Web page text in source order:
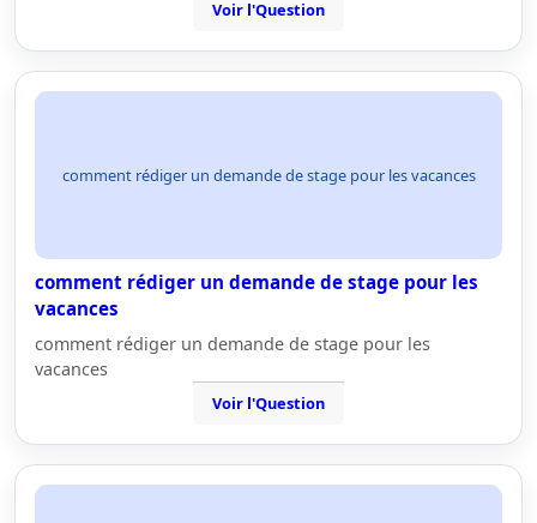
Voir l'Question
comment rédiger un demande de stage pour les vacances
comment rédiger un demande de stage pour les
vacances
comment rédiger un demande de stage pour les
vacances
Voir l'Question